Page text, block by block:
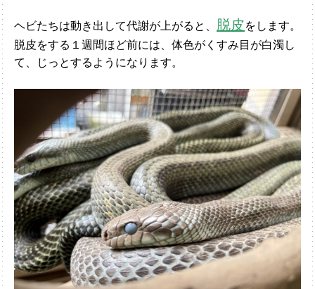
ヘビたちは動き出して代謝が上がると、 脱皮をします。
脱皮をする１週間ほど前には、体色がくすみ目が白濁し
て、じっとするようになります。